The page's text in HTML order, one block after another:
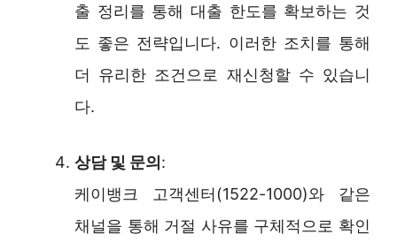
출 정리를 통해 대출 한도를 확보하는 것
도 좋은 전략입니다. 이러한 조치를 통해
더 유리한 조건으로 재신청할 수 있습니
다.
상담 및 문의:
케이뱅크 고객센터(1522-1000)와 같은
채널을 통해 거절 사유를 구체적으로 확인